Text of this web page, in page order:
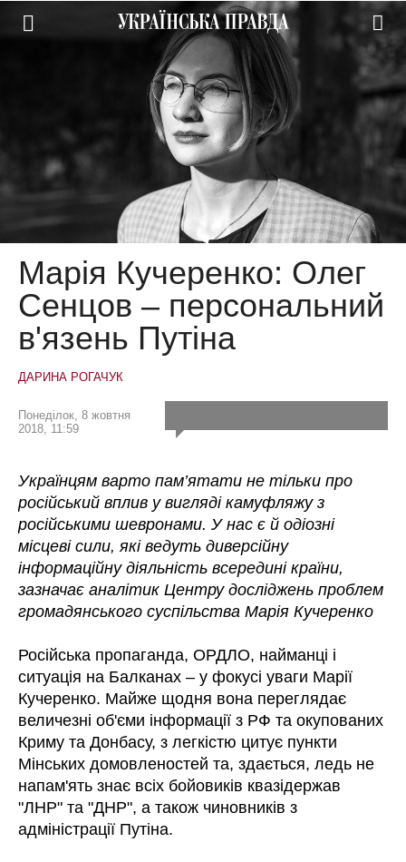
Марія Кучеренко: Олег
Сенцов – персональний
в'язень Путіна
ДАРИНА РОГАЧУК
Понеділок, 8 жовтня
2018, 11:59
Українцям варто пам’ятати не тільки про
російський вплив у вигляді камуфляжу з
російськими шевронами. У нас є й одіозні
місцеві сили, які ведуть диверсійну
інформаційну діяльність всередині країни,
зазначає аналітик Центру досліджень проблем
громадянського суспільства Марія Кучеренко
Російська пропаганда, ОРДЛО, найманці і
ситуація на Балканах – у фокусі уваги Марії
Кучеренко. Майже щодня вона переглядає
величезні об'єми інформації з РФ та окупованих
Криму та Донбасу, з легкістю цитує пункти
Мінських домовленостей та, здається, ледь не
напам'ять знає всіх бойовиків квазідержав
"ЛНР" та "ДНР", а також чиновників з
адміністрації Путіна.